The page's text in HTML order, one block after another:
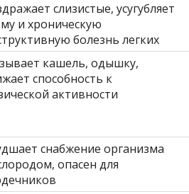
слизистые, усугубляет
и хроническую
болезнь легких
кашель, одышку,
способность к
активности
снабжение организма
опасен для